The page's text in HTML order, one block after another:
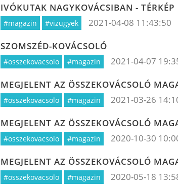
IVÓKUTAK NAGYKOVÁCSIBAN - TÉRKÉP
#magazin #vizugyek
2021-04-08 11:43:50
SZOMSZÉD-KOVÁCSOLÓ
#osszekovacsolo #magazin
2021-04-07
MEGJELENT AZ ÖSSZEKOVÁCSOLÓ
#osszekovacsolo #magazin
2021-03-26
MEGJELENT AZ ÖSSZEKOVÁCSOLÓ
#osszekovacsolo #magazin
2020-10-30
MEGJELENT AZ ÖSSZEKOVÁCSOLÓ
#osszekovacsolo #magazin 2020-05-18